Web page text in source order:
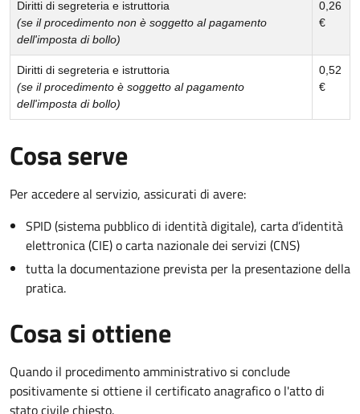
Diritti di segreteria e istruttoria
(se il procedimento non è soggetto al pagamento
dell'imposta di bollo)
0,26
€
Diritti di segreteria e istruttoria
(se il procedimento è soggetto al pagamento
dell'imposta di bollo)
0,52
€
Cosa serve
Per accedere al servizio, assicurati di avere:
SPID (sistema pubblico di identità digitale), carta d’identità
elettronica (CIE) o carta nazionale dei servizi (CNS)
tutta la documentazione prevista per la presentazione della
pratica.
Cosa si ottiene
Quando il procedimento amministrativo si conclude
positivamente si ottiene il certificato anagrafico o l'atto di
stato civile chiesto.